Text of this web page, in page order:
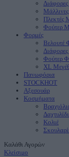
Πλεκτές
Φούτερ
Φορμές
Βελουτέ
Φούτερ
XL
Πανωφόρια
STOCKΗΟΤ
Aξεσουάρ
Κοσμήματα
Κολιέ
Καλάθι Αγορών
Κλείσιμο